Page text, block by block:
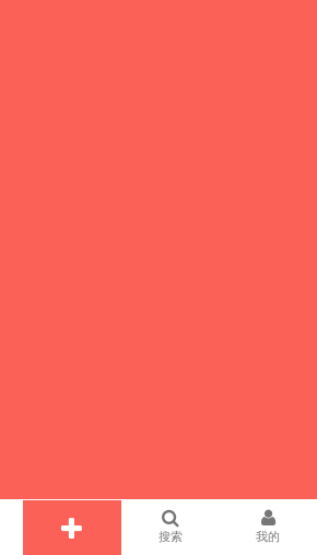
搜索 我的